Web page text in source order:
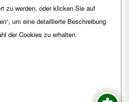
zu werden, oder klicken Sie auf
um eine detaillierte Beschreibung
der Cookies zu erhalten.